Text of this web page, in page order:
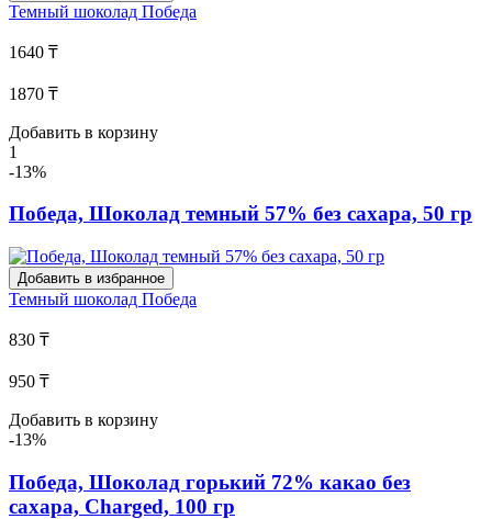
Темный шоколад Победа
1640 ₸
1870 ₸
Добавить в корзину
1
-13%
Победа, Шоколад темный 57% без сахара, 50 гр
Добавить в избранное
Темный шоколад Победа
830 ₸
950 ₸
Добавить в корзину
-13%
Победа, Шоколад горький 72% какао без
сахара, Charged, 100 гр